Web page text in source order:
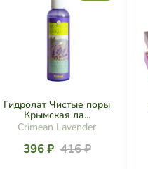
Гидролат Чистые поры
Крымская ла...
Crimean Lavender
396 ₽ 416 ₽